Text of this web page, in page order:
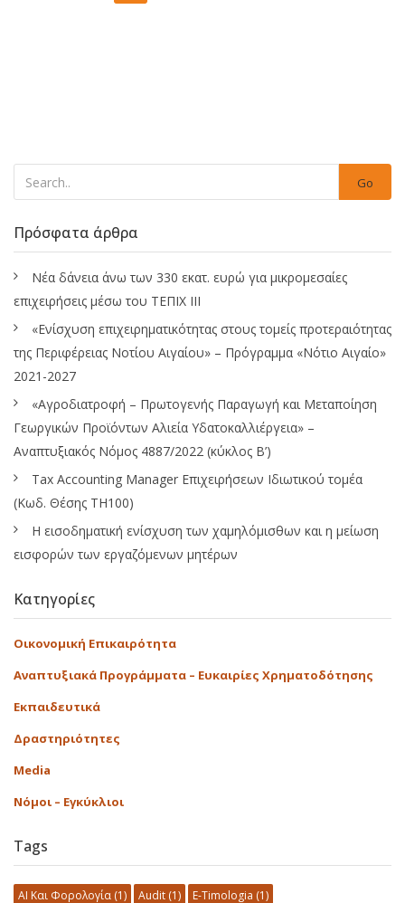
Go
Πρόσφατα άρθρα
Νέα δάνεια άνω των 330 εκατ. ευρώ για μικρομεσαίες
επιχειρήσεις μέσω του ΤΕΠΙΧ ΙΙΙ
«Ενίσχυση επιχειρηματικότητας στους τομείς προτεραιότητας
της Περιφέρειας Νοτίου Αιγαίου» – Πρόγραμμα «Νότιο Αιγαίο»
2021-2027
«Αγροδιατροφή – Πρωτογενής Παραγωγή και Μεταποίηση
Γεωργικών Προϊόντων Αλιεία Υδατοκαλλιέργεια» –
Αναπτυξιακός Νόμος 4887/2022 (κύκλος Β’)
Tax Accounting Manager Επιχειρήσεων Ιδιωτικού τομέα
(Κωδ. Θέσης ΤΗ100)
Η εισοδηματική ενίσχυση των χαμηλόμισθων και η μείωση
εισφορών των εργαζόμενων μητέρων
Κατηγορίες
Οικονομική Επικαιρότητα
Αναπτυξιακά Προγράμματα – Ευκαιρίες Χρηματοδότησης
Εκπαιδευτικά
Δραστηριότητες
Media
Νόμοι – Εγκύκλιοι
Tags
AI Και Φορολογία (1) Audit (1) E-Timologia (1)